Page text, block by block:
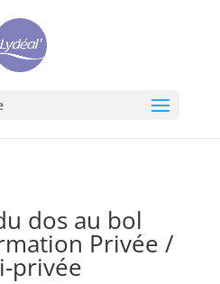
dos au bol
Privée /
privée